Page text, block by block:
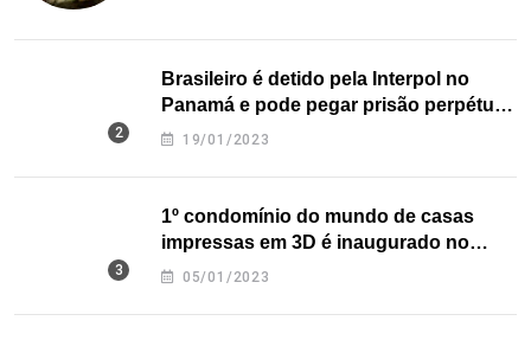
Brasileiro é detido pela Interpol no
Panamá e pode pegar prisão perpétua
nos EUA
19/01/2023
1º condomínio do mundo de casas
impressas em 3D é inaugurado no
Texas
05/01/2023